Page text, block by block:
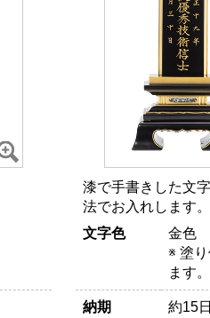
漆で手書きした文
法でお入れします。
文字色
金色
※ 塗
ます。
納期 約15